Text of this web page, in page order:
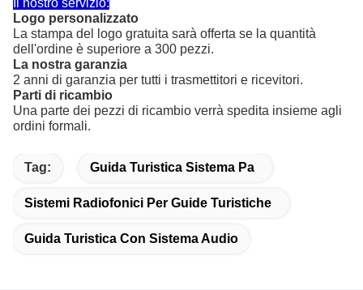
Logo personalizzato
La stampa del logo gratuita sarà offerta se la quantità
dell'ordine è superiore a 300 pezzi.
La nostra garanzia
2 anni di garanzia per tutti i trasmettitori e ricevitori.
Parti di ricambio
Una parte dei pezzi di ricambio verrà spedita insieme agli
ordini formali.
Tag: Guida Turistica Sistema Pa
Sistemi Radiofonici Per Guide Turistiche
Guida Turistica Con Sistema Audio